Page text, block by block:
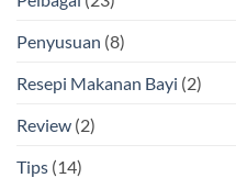
Penyusuan (8)
Resepi Makanan Bayi (2)
Review (2)
Tips (14)